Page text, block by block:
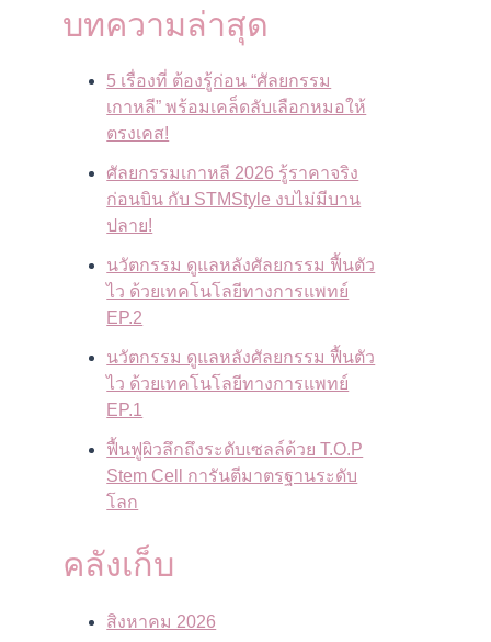
บทความล่าสุด
5 เรื่องที่ ต้องรู้ก่อน “ศัลยกรรม
เกาหลี” พร้อมเคล็ดลับเลือกหมอให้
ตรงเคส!
ศัลยกรรมเกาหลี 2026 รู้ราคาจริง
ก่อนบิน กับ STMStyle งบไม่มีบาน
ปลาย!
นวัตกรรม ดูแลหลังศัลยกรรม ฟื้นตัว
ไว ด้วยเทคโนโลยีทางการแพทย์
EP.2
นวัตกรรม ดูแลหลังศัลยกรรม ฟื้นตัว
ไว ด้วยเทคโนโลยีทางการแพทย์
EP.1
ฟื้นฟูผิวลึกถึงระดับเซลล์ด้วย T.O.P
Stem Cell การันตีมาตรฐานระดับ
โลก
คลังเก็บ
สิงหาคม 2026